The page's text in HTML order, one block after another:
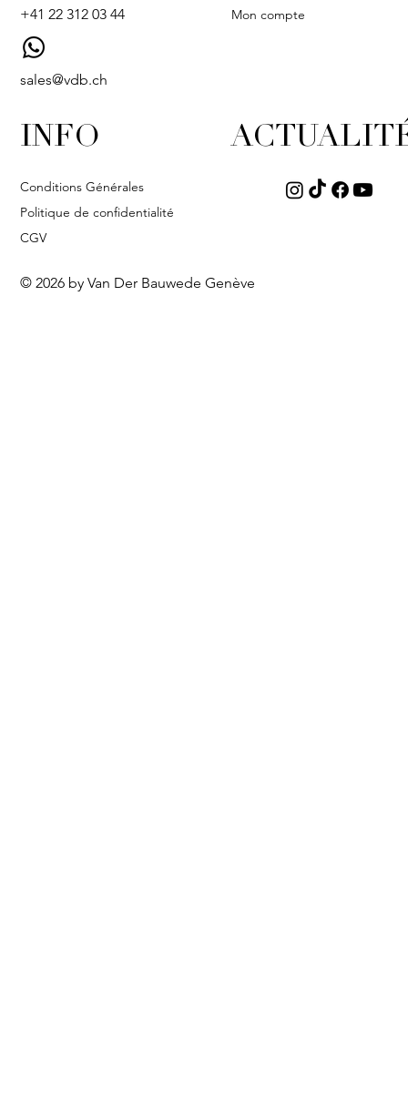
+41 22 312 03 44
sales@vdb.ch
Mon compte
INFO
Conditions Générales
Politique de confidentialité
CGV
© 2026 by Van Der Bauwede Genève